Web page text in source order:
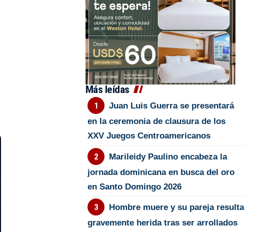
Más leídas
Juan Luis Guerra se presentará
en la ceremonia de clausura de los
XXV Juegos Centroamericanos
Marileidy Paulino encabeza la
jornada dominicana en busca del oro
en Santo Domingo 2026
Hombre muere y su pareja resulta
gravemente herida tras ser arrollados